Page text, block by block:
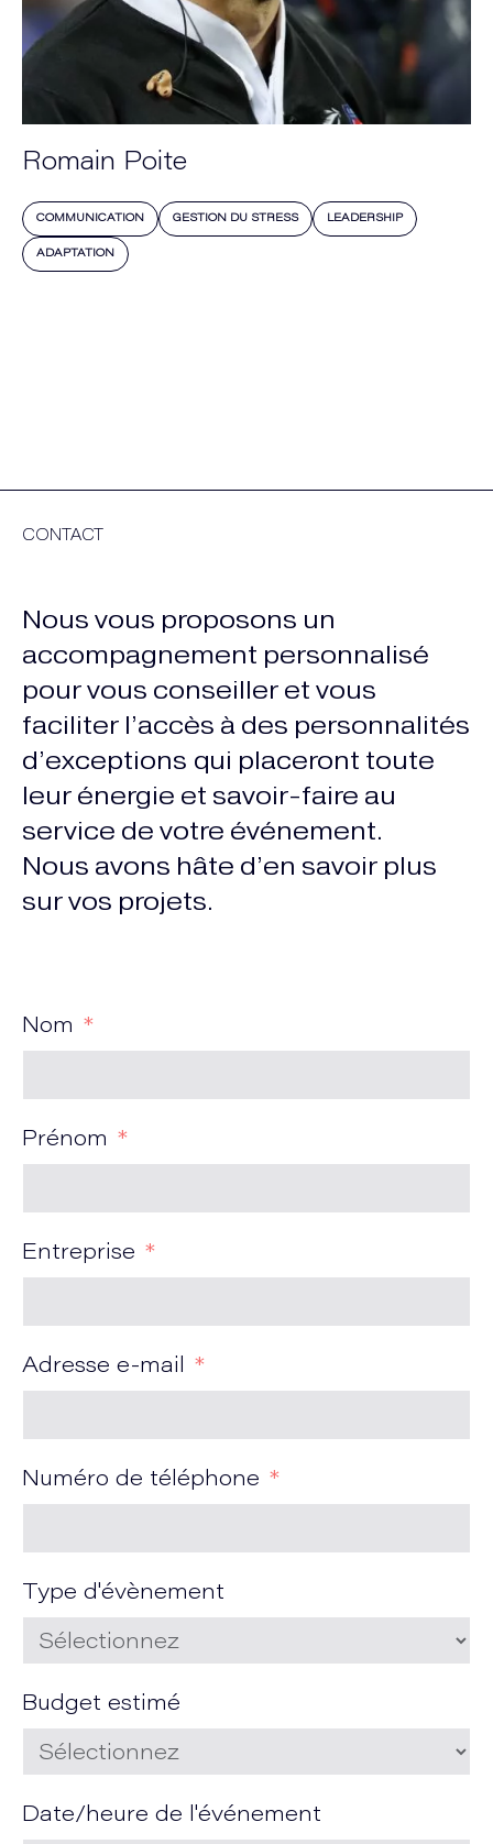
Romain Poite
COMMUNICATION GESTION DU STRESS LEADERSHIP
ADAPTATION
CONTACT
Nous vous proposons un
accompagnement personnalisé
pour vous conseiller et vous
faciliter l’accès à des personnalités
d’exceptions qui placeront toute
leur énergie et savoir-faire au
service de votre événement.
Nous avons hâte d’en savoir plus
sur vos projets.
Nom
Prénom
Entreprise
Adresse e-mail
Numéro de téléphone
Type d'évènement
Budget estimé
Date/heure de l'événement